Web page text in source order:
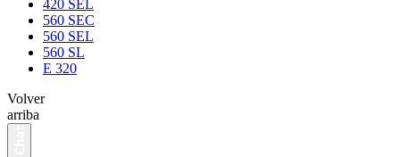
420 SEL
560 SEC
560 SEL
560 SL
E 320
Volver
arriba